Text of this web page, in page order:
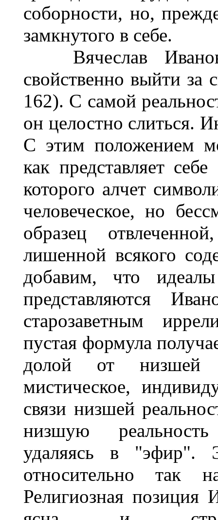
соборности, но,
замкнутого в себе.
Вячеслав Иванов
свойственно выйти за
162). С самой
он целостно слиться.
С этим положением
как представляет
которого алчет
человеческое, но
образец
лишенной всякого
добавим, что идеалы
представляются
старозаветным
пустая формула
долой от низшей
мистическое,
связи низшей
низшую реальность
удаляясь в "эфир".
относительно так
Религиозная позиция